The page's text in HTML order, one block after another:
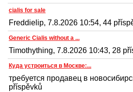
cialis for sale
Freddielip, 7.8.2026 10:54, 44
Generic Cialis without a ...
Timothything, 7.8.2026 10:43, 28
Куда устроиться в Москве:...
требуется продавец в
příspěvků